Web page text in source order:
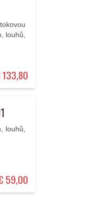
louhů,
louhů,
59,00